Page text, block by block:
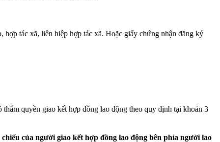
tác xã, liên hiệp hợp tác xã. Hoặc giấy chứng nhận đăng ký
quyền giao kết hợp đồng lao động theo quy định tại khoản 3
của người giao kết hợp đồng lao động bên phía người lao